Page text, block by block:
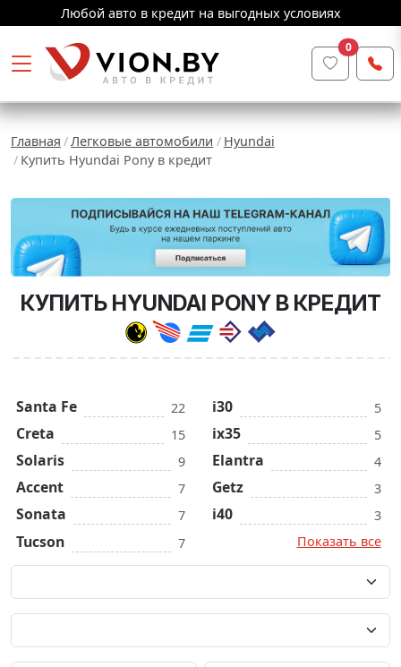
Любой авто в кредит на выгодных условиях
0
Главная Легковые автомобили
Hyundai
Купить Hyundai Pony в кредит
КУПИТЬ HYUNDAI PONY В КРЕДИТ
Santa Fe 22
Creta 15
Solaris 9
Accent 7
Sonata 7
Tucson 7
i30 5
ix35 5
Elantra 4
Getz 3
i40
3
Показать все